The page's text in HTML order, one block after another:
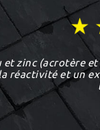
et zinc (acrotère
réactivité et un